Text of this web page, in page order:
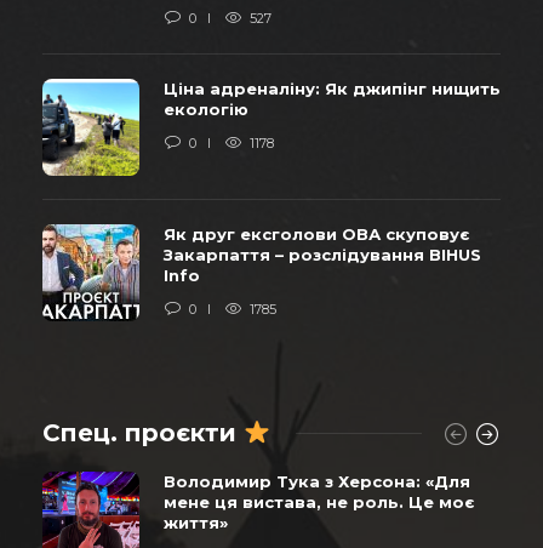
0 527
Ціна адреналіну: Як джипінг нищить
екологію
0 1178
Як друг ексголови ОВА скуповує
Закарпаття – розслідування BIHUS
Info
0 1785
Спец. проєкти
Володимир Тука з Херсона: «Для
мене ця вистава, не роль. Це моє
життя»